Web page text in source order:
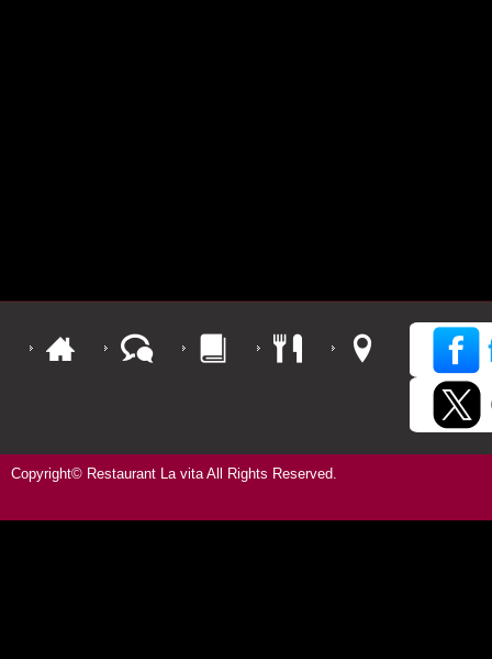
Copyright© Restaurant La vita All Rights Reserved.